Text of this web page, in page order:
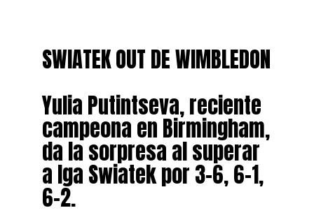
SWIATEK OUT DE WIMBLEDON
Yulia Putintseva, reciente
campeona en Birmingham,
da la sorpresa al superar
a Iga Swiatek por 3-6, 6-1,
6-2.